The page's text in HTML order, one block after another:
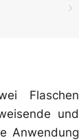
Flaschen
und
Anwendung